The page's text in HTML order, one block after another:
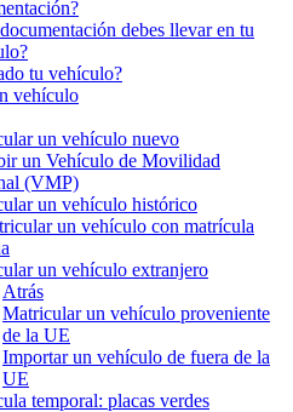
debes llevar en tu
tu vehículo?
vehículo
un vehículo nuevo
un Vehículo de Movilidad
(VMP)
un vehículo histórico
un vehículo con matrícula
un vehículo extranjero
Atrás
Matricular un vehículo proveniente
de la UE
Importar un vehículo de fuera de la
UE
temporal: placas verdes